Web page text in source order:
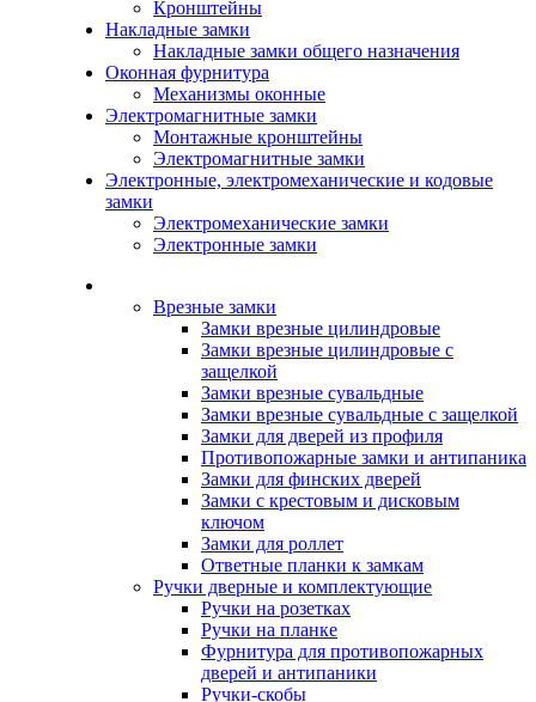
Кронштейны
Накладные замки
Накладные замки общего назначения
Оконная фурнитура
Механизмы оконные
Электромагнитные замки
Монтажные кронштейны
Электромагнитные замки
Электронные, электромеханические и кодовые
замки
Электромеханические замки
Электронные замки
Врезные замки
Замки врезные цилиндровые
Замки врезные цилиндровые с
защелкой
Замки врезные сувальдные
Замки врезные сувальдные с защелкой
Замки для дверей из профиля
Противопожарные замки и антипаника
Замки для финских дверей
Замки с крестовым и дисковым
ключом
Замки для роллет
Ответные планки к замкам
Ручки дверные и комплектующие
Ручки на розетках
Ручки на планке
Фурнитура для противопожарных
дверей и антипаники
Ручки-скобы